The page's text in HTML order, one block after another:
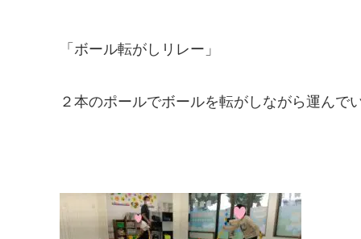
「ボール転がしリレー」
２本のポールでボールを転がしながら運んで